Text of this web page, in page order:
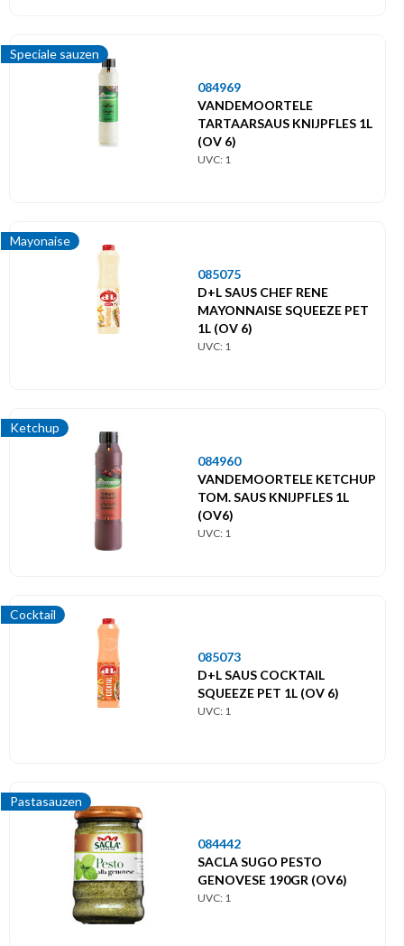
Speciale sauzen
084969
VANDEMOORTELE
TARTAARSAUS KNIJPFLES 1L
(OV 6)
UVC: 1
Mayonaise
085075
D+L SAUS CHEF RENE
MAYONNAISE SQUEEZE PET
1L (OV 6)
UVC: 1
Ketchup
084960
VANDEMOORTELE KETCHUP
TOM. SAUS KNIJPFLES 1L
(OV6)
UVC: 1
Cocktail
085073
D+L SAUS COCKTAIL
SQUEEZE PET 1L (OV 6)
UVC: 1
Pastasauzen
084442
SACLA SUGO PESTO
GENOVESE 190GR (OV6)
UVC: 1